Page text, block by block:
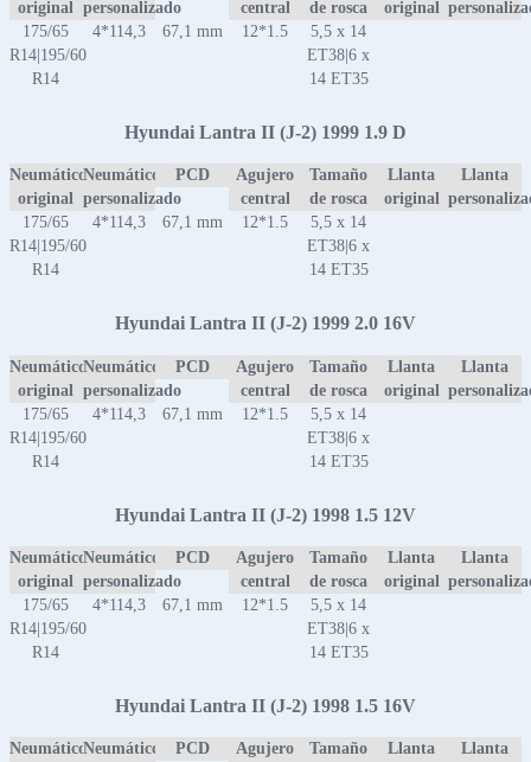
original personalizado central de rosca original
175/65
R14|195/60
R14
4*114,3 67,1 mm 12*1.5
5,5 x 14
ET38|6 x
14 ET35
Hyundai Lantra II (J-2) 1999 1.9 D
Neumático
original
Neumático
personalizado
PCD
Agujero
central
Tamaño
de rosca
Llanta
original
Llanta
175/65
R14|195/60
R14
4*114,3 67,1 mm 12*1.5
5,5 x 14
ET38|6 x
14 ET35
Hyundai Lantra II (J-2) 1999 2.0 16V
Neumático
original
Neumático
personalizado
PCD
Agujero
central
Tamaño
de rosca
Llanta
original
Llanta
175/65
R14|195/60
R14
4*114,3 67,1 mm 12*1.5
5,5 x 14
ET38|6 x
14 ET35
Hyundai Lantra II (J-2) 1998 1.5 12V
Neumático
original
Neumático
personalizado
PCD
Agujero
central
Tamaño
de rosca
Llanta
original
Llanta
175/65
R14|195/60
R14
4*114,3 67,1 mm 12*1.5
5,5 x 14
ET38|6 x
14 ET35
Hyundai Lantra II (J-2) 1998 1.5 16V
NeumáticoNeumático
PCD
Agujero
Tamaño
Llanta
Llanta